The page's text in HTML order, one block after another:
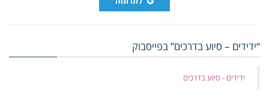
“ידידים – סיוע בדרכים” בפייסבוק
‏ידידים - סיוע בדרכים